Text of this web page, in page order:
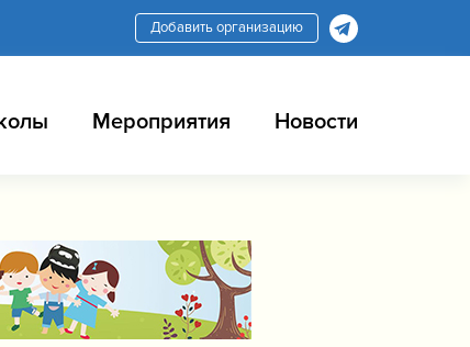
Добавить организацию
Мероприятия Новости